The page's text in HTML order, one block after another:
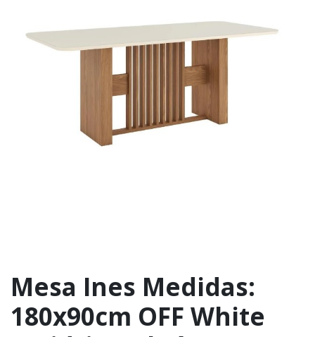
Mesa Ines Medidas:
180x90cm OFF White